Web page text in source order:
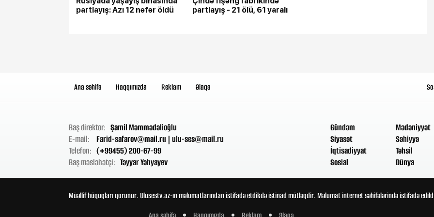
partlayış: Azı 12 nəfər öldü
partlayış - 21 ölü, 61 yaralı
Ana səhifə Haqqımızda Reklam Əlaqə
Baş direktor: Şamil Məmmədəlioğlu
E-mail:
Farid-safarov@mail.ru | ulu-ses@mail.ru
Telefon: (+99455) 200-67-99
Baş məsləhətçi: Təyyar Yəhyayev
Gündəm
Siyasət
İqtisadiyyat
Sosial
Mədəniyyət
Səhiyyə
Təhsil
Dünya
Müəllif hüquqları qorunur. Ulusestv.az-ın məlumatlarından istifadə etdikdə istinad mütləqdir. Məlumat internet səhifələrində istifadə